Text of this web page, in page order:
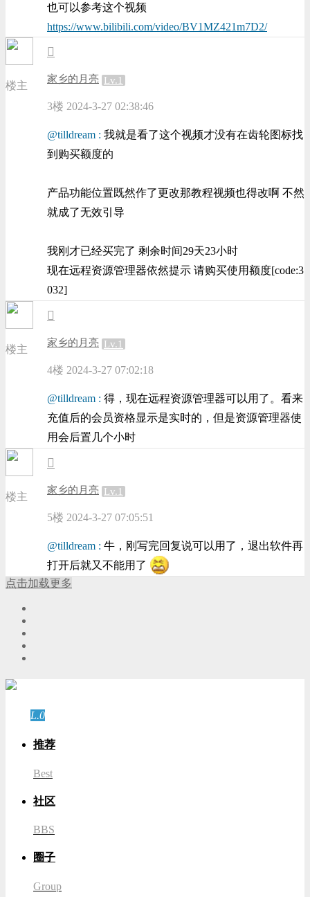
也可以参考这个视频
https://www.bilibili.com/video/BV1MZ421m7D2/
楼主
家乡的月亮 Lv.1
3楼 2024-3-27 02:38:46
@tilldream : 我就是看了这个视频才没有在齿轮图标找
到购买额度的
产品功能位置既然作了更改那教程视频也得改啊 不然
就成了无效引导
我刚才已经买完了 剩余时间29天23小时
现在远程资源管理器依然提示 请购买使用额度[code:3
032]
楼主
家乡的月亮 Lv.1
4楼 2024-3-27 07:02:18
@tilldream : 得，现在远程资源管理器可以用了。看来
充值后的会员资格显示是实时的，但是资源管理器使
用会后置几个小时
楼主
家乡的月亮 Lv.1
5楼 2024-3-27 07:05:51
@tilldream : 牛，刚写完回复说可以用了，退出软件再
打开后就又不能用了
点击加载更多
L.0
推荐
Best
社区
BBS
圈子
Group